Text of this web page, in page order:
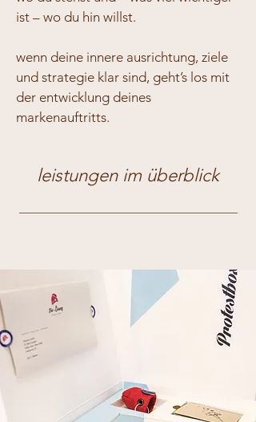
ist – wo du hin willst.
wenn deine innere ausrichtung, ziele
und strategie klar sind, geht’s los mit
der entwicklung deines
markenauftritts.
leistungen im überblick